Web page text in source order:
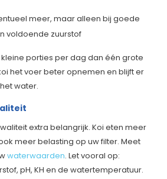
meer, maar alleen bij goede
voldoende zuurstof
porties per dag dan één grote
het voer beter opnemen en blijft er
water.
extra belangrijk. Koi eten meer
meer belasting op uw filter. Meet
waterwaarden. Let vooral op:
pH, KH en de watertemperatuur.